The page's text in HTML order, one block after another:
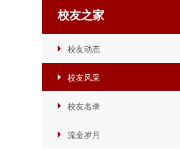
校友之家
校友动态
校友风采
校友名录
流金岁月